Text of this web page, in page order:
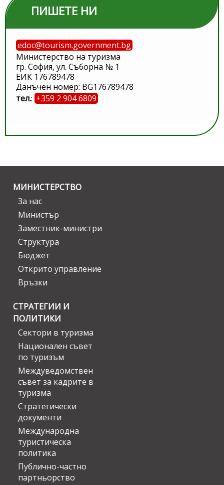
ПИШЕТЕ НИ
edoc@tourism.government.bg
Министерство на туризма
гр. София, ул. Съборна № 1
ЕИК 176789478
Данъчен номер: BG176789478
тел.: +359 2 904 6809
МИНИСТЕРСТВО
За нас
Министър
Заместник-министри
Структура
Бюджет
Открито управление
Връзки
СТРАТЕГИИ И
ПОЛИТИКИ
Сектори в туризма
Национален съвет
по туризъм
Междуведомствен
съвет за кадрите в
туризма
Стратегически
документи
Международна
туристическа
политика
Публично-частно
партньорство